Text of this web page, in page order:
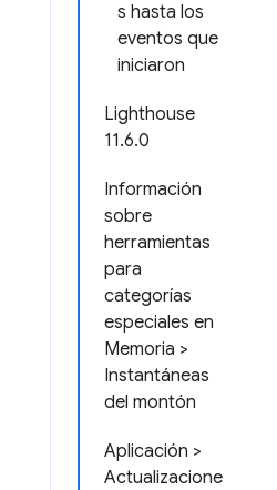
s hasta los
eventos que
iniciaron
Lighthouse
11.6.0
Información
sobre
herramientas
para
categorías
especiales en
Memoria >
Instantáneas
del montón
Aplicación >
Actualizacione